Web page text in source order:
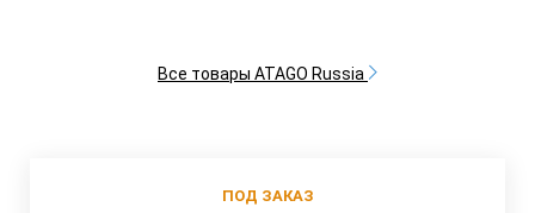
Все товары ATAGO Russia
ПОД ЗАКАЗ